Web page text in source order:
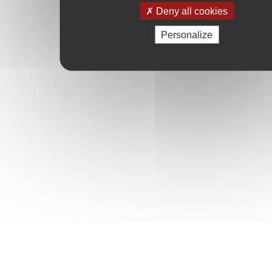
Deny all cookies
Personalize